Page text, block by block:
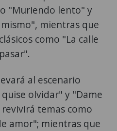
"Muriendo lento" y
mientras que
como "La calle
al escenario
olvidar" y "Dame
revivirá temas como
amor"; mientras que